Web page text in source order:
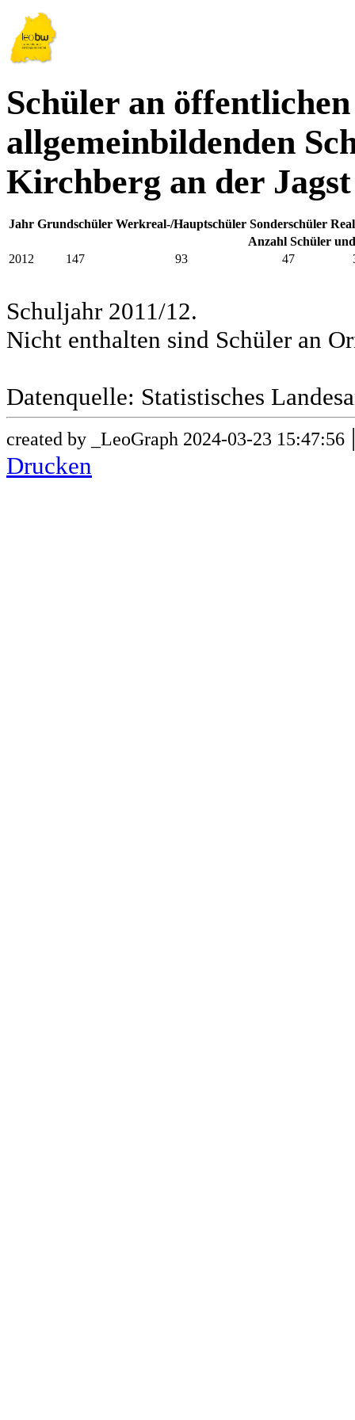
Schüler an
allgemeinbildenden
Kirchberg an der Jagst
Jahr Grundschüler Werkreal-/Hauptschüler Sonderschüler
Anzahl Schüler
2012
147 93 47
Schuljahr 2011/12.
Nicht enthalten sind Schüler an
Datenquelle: Statistisches
created by _LeoGraph 2024-03-23 15:47:56
Drucken